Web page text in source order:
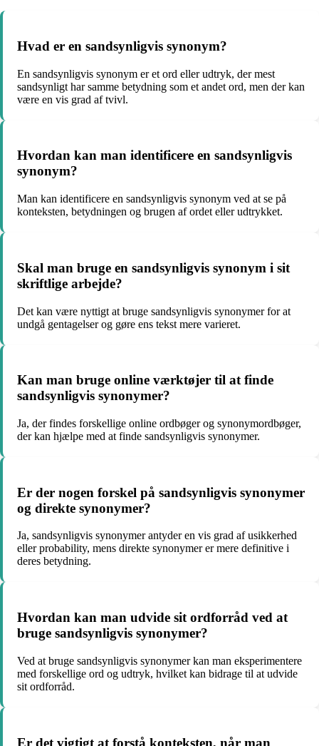
Hvad er en sandsynligvis synonym?
En sandsynligvis synonym er et ord eller udtryk, der mest
sandsynligt har samme betydning som et andet ord, men der kan
være en vis grad af tvivl.
Hvordan kan man identificere en sandsynligvis
synonym?
Man kan identificere en sandsynligvis synonym ved at se på
konteksten, betydningen og brugen af ordet eller udtrykket.
Skal man bruge en sandsynligvis synonym i sit
skriftlige arbejde?
Det kan være nyttigt at bruge sandsynligvis synonymer for at
undgå gentagelser og gøre ens tekst mere varieret.
Kan man bruge online værktøjer til at finde
sandsynligvis synonymer?
Ja, der findes forskellige online ordbøger og synonymordbøger,
der kan hjælpe med at finde sandsynligvis synonymer.
Er der nogen forskel på sandsynligvis synonymer
og direkte synonymer?
Ja, sandsynligvis synonymer antyder en vis grad af usikkerhed
eller probability, mens direkte synonymer er mere definitive i
deres betydning.
Hvordan kan man udvide sit ordforråd ved at
bruge sandsynligvis synonymer?
Ved at bruge sandsynligvis synonymer kan man eksperimentere
med forskellige ord og udtryk, hvilket kan bidrage til at udvide
sit ordforråd.
Er det vigtigt at forstå konteksten, når man